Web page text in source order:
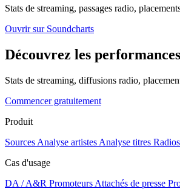
Stats de streaming, passages radio,
Ouvrir sur Soundcharts
Découvrez les
Stats de streaming, diffusions radio,
Commencer gratuitement
Produit
Sources Analyse artistes Analyse titres Radios
Cas d'usage
DA / A&R Promoteurs Attachés de presse